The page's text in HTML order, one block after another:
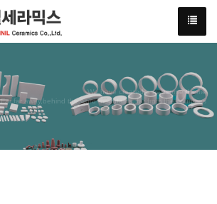
We have created a awesome theme
Far far away,behind the word mountains, far from the countries